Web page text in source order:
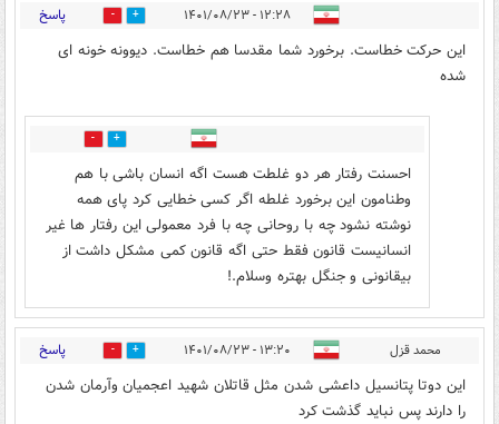
۱۲:۲۸ - ۱۴۰۱/۰۸/۲۳ 3 پاسخ
این حرکت خطاست. برخورد شما مقدسا هم خطاست. دیوونه خونه ای
شده
2
احسنت رفتار هر دو غلطت هست اگه انسان باشی با هم
وطنامون این برخورد غلطه اگر کسی خطایی کرد پای همه
نوشته نشود چه با روحانی چه با فرد معمولی این رفتار ها غیر
انسانیست قانون فقط حتی اگه قانون کمی مشکل داشت از
بیقانونی و جنگل بهتره وسلام.!
محمد قزل ۱۳:۲۰ - ۱۴۰۱/۰۸/۲۳ 5 پاسخ
این دوتا پتانسیل داعشی شدن مثل قاتلان شهید اعجمیان وآرمان شدن
را دارند پس نباید گذشت کرد